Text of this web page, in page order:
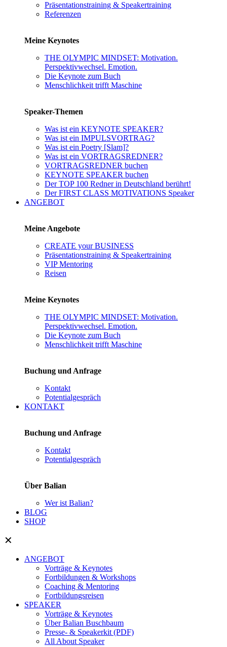
Präsentationstraining & Speakertraining
Referenzen
Meine Keynotes
THE OLYMPIC MINDSET: Motivation.
Perspektivwechsel. Emotion.
Die Keynote zum Buch
Menschlichkeit trifft Maschine
Speaker-Themen
Was ist ein KEYNOTE SPEAKER?
Was ist ein IMPULSVORTRAG?
Was ist ein Poetry [Slam]?
Was ist ein VORTRAGSREDNER?
VORTRAGSREDNER buchen
KEYNOTE SPEAKER buchen
Der TOP 100 Redner in Deutschland berührt!
Der FIRST CLASS MOTIVATIONS Speaker
ANGEBOT
Meine Angebote
CREATE your BUSINESS
Präsentationstraining & Speakertraining
VIP Mentoring
Reisen
Meine Keynotes
THE OLYMPIC MINDSET: Motivation.
Perspektivwechsel. Emotion.
Die Keynote zum Buch
Menschlichkeit trifft Maschine
Buchung und Anfrage
Kontakt
Potentialgespräch
KONTAKT
Buchung und Anfrage
Kontakt
Potentialgespräch
Über Balian
Wer ist Balian?
BLOG
SHOP
✕
ANGEBOT
Vorträge & Keynotes
Fortbildungen & Workshops
Coaching & Mentoring
Fortbildungsreisen
SPEAKER
Vorträge & Keynotes
Über Balian Buschbaum
Presse- & Speakerkit (PDF)
All About Speaker